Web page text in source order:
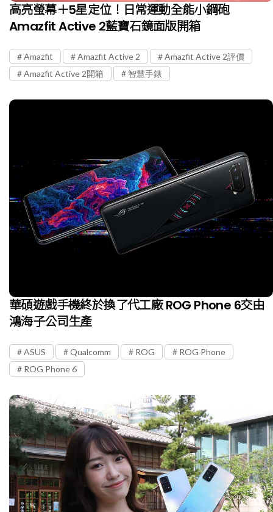
高亮螢幕＋5星定位！日常運動全能小鋼砲
Amazfit Active 2藍寶石鏡面版開箱
Amazfit Amazfit Active 2
Amazfit Active 2評價
Amazfit Active 2開箱
智慧手錶
華碩遊戲手機終於換了代工廠 ROG Phone 6交由
鴻海子公司生產
ASUS Qualcomm ROG
ROG Phone
ROG Phone 6